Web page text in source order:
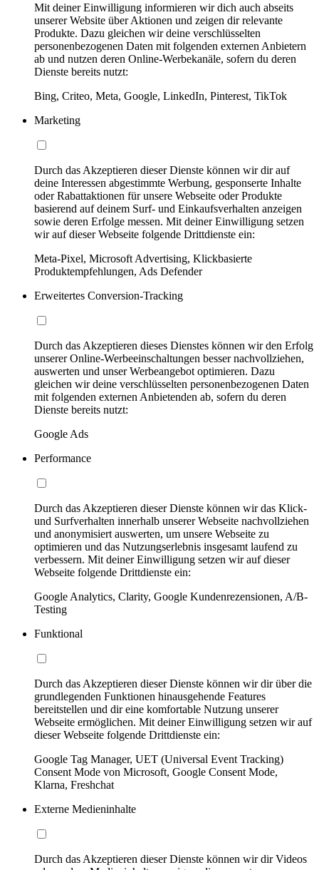
Mit deiner Einwilligung informieren wir dich auch abseits
unserer Website über Aktionen und zeigen dir relevante
Produkte. Dazu gleichen wir deine verschlüsselten
personenbezogenen Daten mit folgenden externen Anbietern
ab und nutzen deren Online-Werbekanäle, sofern du deren
Dienste bereits nutzt:
Bing, Criteo, Meta, Google, LinkedIn, Pinterest, TikTok
Marketing
Durch das Akzeptieren dieser Dienste können wir dir auf
deine Interessen abgestimmte Werbung, gesponserte Inhalte
oder Rabattaktionen für unsere Webseite oder Produkte
basierend auf deinem Surf- und Einkaufsverhalten anzeigen
sowie deren Erfolge messen. Mit deiner Einwilligung setzen
wir auf dieser Webseite folgende Drittdienste ein:
Meta-Pixel, Microsoft Advertising, Klickbasierte
Produktempfehlungen, Ads Defender
Erweitertes Conversion-Tracking
Durch das Akzeptieren dieses Dienstes können wir den Erfolg
unserer Online-Werbeeinschaltungen besser nachvollziehen,
auswerten und unser Werbeangebot optimieren. Dazu
gleichen wir deine verschlüsselten personenbezogenen Daten
mit folgenden externen Anbietenden ab, sofern du deren
Dienste bereits nutzt:
Google Ads
Performance
Durch das Akzeptieren dieser Dienste können wir das Klick-
und Surfverhalten innerhalb unserer Webseite nachvollziehen
und anonymisiert auswerten, um unsere Webseite zu
optimieren und das Nutzungserlebnis insgesamt laufend zu
verbessern. Mit deiner Einwilligung setzen wir auf dieser
Webseite folgende Drittdienste ein:
Google Analytics, Clarity, Google Kundenrezensionen, A/B-
Testing
Funktional
Durch das Akzeptieren dieser Dienste können wir dir über die
grundlegenden Funktionen hinausgehende Features
bereitstellen und dir eine komfortable Nutzung unserer
Webseite ermöglichen. Mit deiner Einwilligung setzen wir auf
dieser Webseite folgende Drittdienste ein:
Google Tag Manager, UET (Universal Event Tracking)
Consent Mode von Microsoft, Google Consent Mode,
Klarna, Freshchat
Externe Medieninhalte
Durch das Akzeptieren dieser Dienste können wir dir Videos